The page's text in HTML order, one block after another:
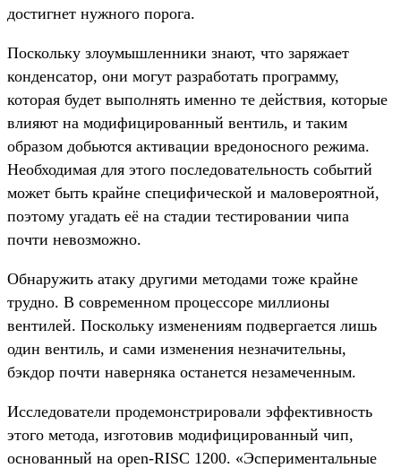
достигнет нужного порога.
Поскольку злоумышленники знают, что заряжает
конденсатор, они могут разработать программу,
которая будет выполнять именно те действия, которые
влияют на модифицированный вентиль, и таким
образом добьются активации вредоносного режима.
Необходимая для этого последовательность событий
может быть крайне специфической и маловероятной,
поэтому угадать её на стадии тестировании чипа
почти невозможно.
Обнаружить атаку другими методами тоже крайне
трудно. В современном процессоре миллионы
вентилей. Поскольку изменениям подвергается лишь
один вентиль, и сами изменения незначительны,
бэкдор почти наверняка останется незамеченным.
Исследователи продемонстрировали эффективность
этого метода, изготовив модифицированный чип,
основанный на open-RISC 1200. «Эспериментальные